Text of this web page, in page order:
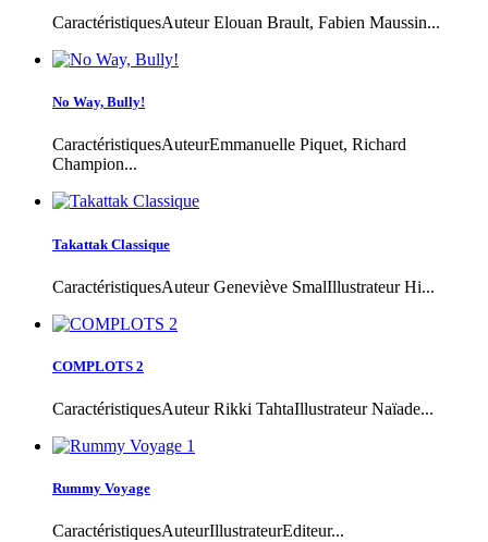
CaractéristiquesAuteur Elouan Brault, Fabien Maussin...
No Way, Bully!
CaractéristiquesAuteurEmmanuelle Piquet, Richard
Champion...
Takattak Classique
CaractéristiquesAuteur Geneviève SmalIllustrateur Hi...
COMPLOTS 2
CaractéristiquesAuteur Rikki TahtaIllustrateur Naïade...
Rummy Voyage
CaractéristiquesAuteurIllustrateurEditeur...